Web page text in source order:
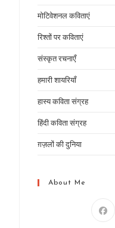
मोटिवेशनल कविताएं
रिश्तों पर कविताएं
संस्कृत रचनाएँ
हमारी शायरियाँ
हास्य कविता संग्रह
हिंदी कविता संग्रह
ग़ज़लों की दुनिया
About Me